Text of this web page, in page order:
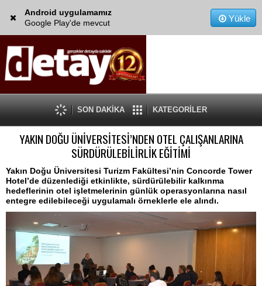
Android uygulamamız
Google Play'de mevcut
Yükle
SON DAKİKA KATEGORİLER
YAKIN DOĞU ÜNİVERSİTESİ’NDEN OTEL ÇALIŞANLARINA
SÜRDÜRÜLEBİLİRLİK EĞİTİMİ
Yakın Doğu Üniversitesi Turizm Fakültesi’nin Concorde Tower
Hotel’de düzenlediği etkinlikte, sürdürülebilir kalkınma
hedeflerinin otel işletmelerinin günlük operasyonlarına nasıl
entegre edilebileceği uygulamalı örneklerle ele alındı.